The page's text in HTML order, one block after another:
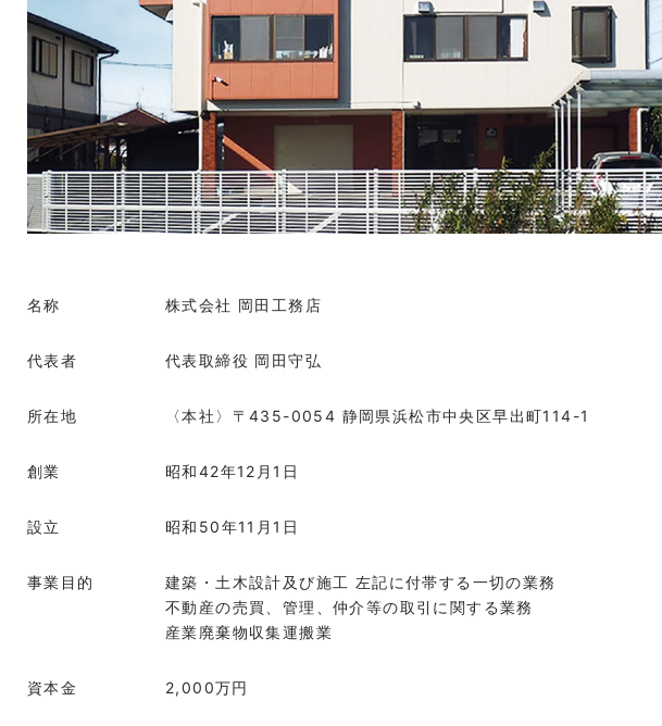
名称 株式会社 岡田工務店
代表者 代表取締役 岡田守弘
所在地 〈本社〉 〒435-0054 静岡県浜松市中央区早出町114-1
創業 昭和42年12月1日
設立 昭和50年11月1日
事業目的
建築・土木設計及び施工 左記に付帯する一切の業務
不動産の売買、管理、仲介等の取引に関する業務
産業廃棄物収集運搬業
資本金 2,000万円